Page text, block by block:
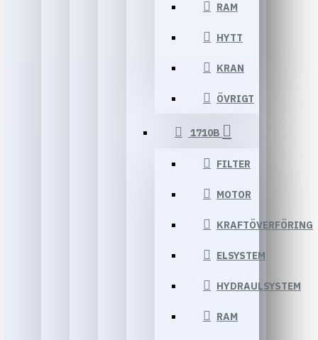
RAM
HYTT
KRAN
ÖVRIGT
1710B
FILTER
MOTOR
KRAFTÖVERFÖRING
ELSYSTEM
HYDRAULSYSTEM
RAM